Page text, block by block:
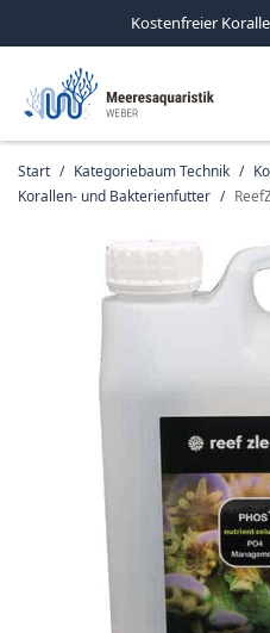
Kostenfreier
Start / Kategoriebaum Technik /
Korallen- und Bakterienfutter /